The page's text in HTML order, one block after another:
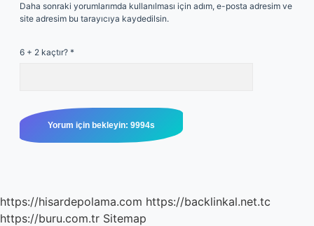
Daha sonraki yorumlarımda kullanılması için adım, e-posta adresim ve
site adresim bu tarayıcıya kaydedilsin.
6 + 2 kaçtır? *
https://hisardepolama.com https://backlinkal.net.tc
https://buru.com.tr Sitemap